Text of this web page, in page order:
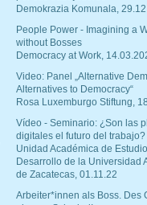
Demokrazia Komunala,
People Power - Imagining a
without Bosses
Democracy at Work,
Video: Panel „Alternative
Alternatives to Democracy“
Rosa Luxemburgo Stiftung,
Vídeo - Seminario: ¿Son las
digitales el futuro del trabajo?
Unidad Académica de
Desarrollo de la Universidad
de Zacatecas, 01.11.22
Arbeiter*innen als Boss. Des